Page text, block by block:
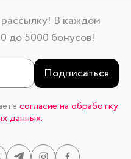
В каждом
до 5000 бонусов!
Подписаться
согласие на обработку
данных.